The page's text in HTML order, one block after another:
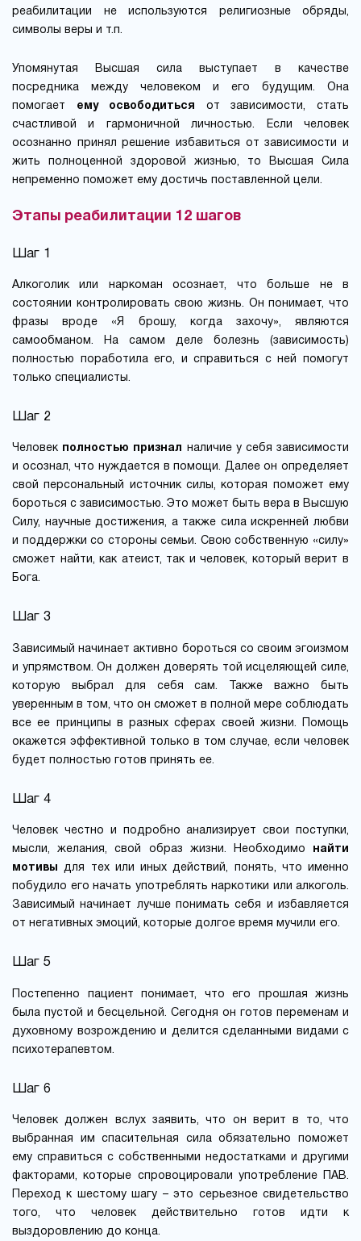
реабилитации не используются религиозные обряды,
символы веры и т.п.
Упомянутая Высшая сила выступает в качестве
посредника между человеком и его будущим. Она
помогает
ему освободиться от зависимости, стать
счастливой и гармоничной личностью. Если человек
осознанно принял решение избавиться от зависимости и
жить полноценной здоровой жизнью, то Высшая Сила
непременно поможет ему достичь поставленной цели.
Этапы реабилитации 12 шагов
Шаг 1
Алкоголик или наркоман осознает, что больше не в
состоянии контролировать свою жизнь. Он понимает, что
фразы вроде «Я брошу, когда захочу», являются
самообманом. На самом деле болезнь (зависимость)
полностью поработила его, и справиться с ней помогут
только специалисты.
Шаг 2
Человек полностью признал
наличие у себя зависимости
и осознал, что нуждается в помощи. Далее он определяет
свой персональный источник силы, которая поможет ему
бороться с зависимостью. Это может быть вера в Высшую
Силу, научные достижения, а также сила искренней любви
и поддержки со стороны семьи. Свою собственную «силу»
сможет найти, как атеист, так и человек, который верит в
Бога.
Шаг 3
Зависимый начинает активно бороться со своим эгоизмом
и упрямством. Он должен доверять той исцеляющей силе,
которую выбрал для себя сам. Также важно быть
уверенным в том, что он сможет в полной мере соблюдать
все ее принципы в разных сферах своей жизни. Помощь
окажется эффективной только в том случае, если человек
будет полностью готов принять ее.
Шаг 4
Человек честно и подробно анализирует свои поступки,
мысли, желания, свой образ жизни. Необходимо
найти
мотивы
для тех или иных действий, понять, что именно
побудило его начать употреблять наркотики или алкоголь.
Зависимый начинает лучше понимать себя и избавляется
от негативных эмоций, которые долгое время мучили его.
Шаг 5
Постепенно пациент понимает, что его прошлая жизнь
была пустой и бесцельной. Сегодня он готов переменам и
духовному возрождению и делится сделанными видами с
психотерапевтом.
Шаг 6
Человек должен вслух заявить, что он верит в то, что
выбранная им спасительная сила обязательно поможет
ему справиться с собственными недостатками и другими
факторами, которые спровоцировали употребление ПАВ.
Переход к шестому шагу – это серьезное свидетельство
того, что человек действительно готов идти к
выздоровлению до конца.